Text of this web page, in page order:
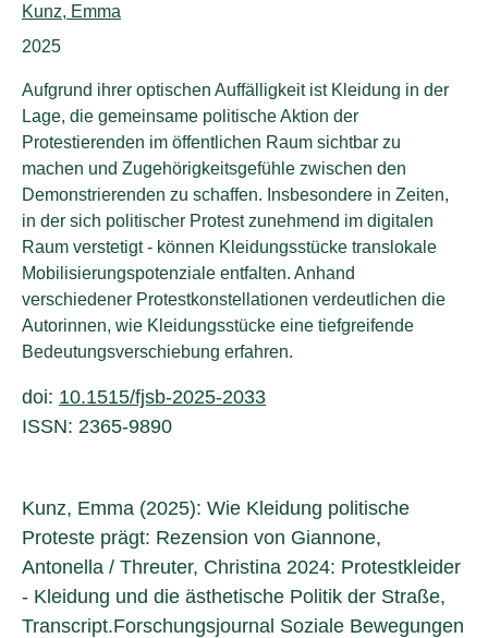
Authors:
Kunz, Emma
Publication year:
2025
Aufgrund ihrer optischen Auffälligkeit ist Kleidung in der
Lage, die gemeinsame politische Aktion der
Protestierenden im öffentlichen Raum sichtbar zu
machen und Zugehörigkeitsgefühle zwischen den
Demonstrierenden zu schaffen. Insbesondere in Zeiten,
in der sich politischer Protest zunehmend im digitalen
Raum verstetigt - können Kleidungsstücke translokale
Mobilisierungspotenziale entfalten. Anhand
verschiedener Protestkonstellationen verdeutlichen die
Autorinnen, wie Kleidungsstücke eine tiefgreifende
Bedeutungsverschiebung erfahren.
doi: 10.1515/fjsb-2025-2033
ISSN: 2365-9890
Kunz, Emma (2025): Wie Kleidung politische
Proteste prägt: Rezension von Giannone,
Antonella / Threuter, Christina 2024: Protestkleider
- Kleidung und die ästhetische Politik der Straße,
Transcript.Forschungsjournal Soziale Bewegungen